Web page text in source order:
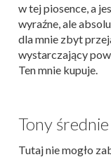
w tej piosence, a
wyraźne, ale
dla mnie zbyt
wystarczający
Ten mnie kupuje.
Tony średnie
Tutaj nie mogło